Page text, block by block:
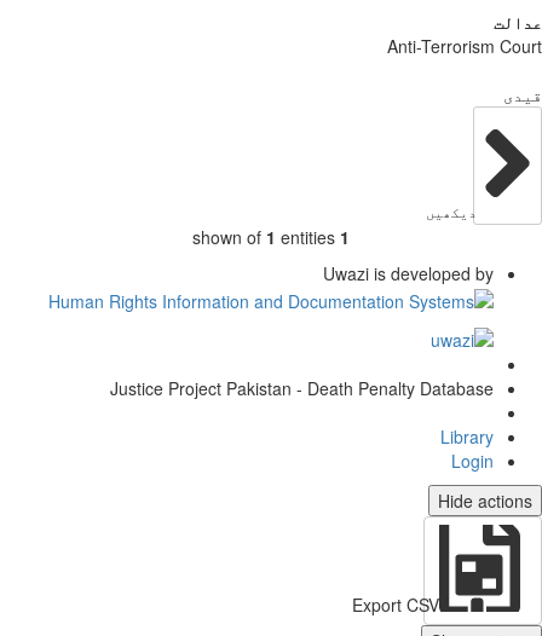
Anti-Terrorism
دیکھیں
shown of 1 entities
Uwazi is developed by
Justice Project Pakistan - Death Penalty Database
Library
Login
Hide
Export CSV